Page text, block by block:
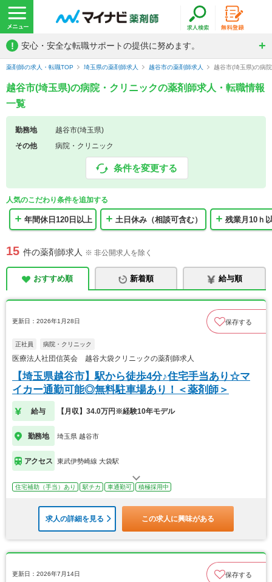
! 安心・安全な転職サポートの提供に努めます。
薬剤師の求人・転職TOP 埼玉県の薬剤師求人 越谷市の薬剤師求人 越谷市(埼玉県)の病
越谷市(埼玉県)の病院・クリニックの薬剤師求人・転職情報
一覧
勤務地
越谷市(埼玉県)
その他
病院・クリニック
条件を変更する
人気のこだわり条件を追加する
年間休日120日以上 土日休み（相談可含む） 残業月10ｈ
15 件の薬剤師求人 ※ 非公開求人を除く
おすすめ順 新着順 給与順
更新日：2026年1月28日 保存する
正社員 病院・クリニック
医療法人社団信英会 越谷大袋クリニックの薬剤師求人
【埼玉県越谷市】駅から徒歩4分♪住宅手当あり☆マ
イカー通勤可能◎無料駐車場あり！＜薬剤師＞
給与 【月収】34.0万円※経験10年モデル
勤務地 埼玉県 越谷市
アクセス 東武伊勢崎線 大袋駅
住宅補助（手当）あり 駅チカ 車通勤可 積極採用中
求人の詳細を見る この求人に興味がある
更新日：2026年7月14日 保存する